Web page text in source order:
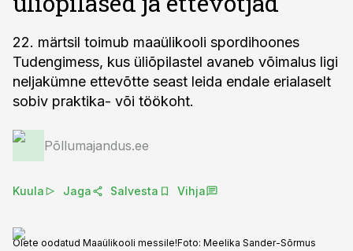
22. märtsil toimub maaülikooli spordihoones
Tudengimess, kus üliõpilastel avaneb võimalus ligi
neljakümne ettevõtte seast leida endale erialaselt
sobiv praktika- või töökoht.
Põllumajandus.ee
Kuula Jaga Salvesta Vihja
Olete oodatud Maaülikooli messile!Foto: Meelika Sander-Sõrmus